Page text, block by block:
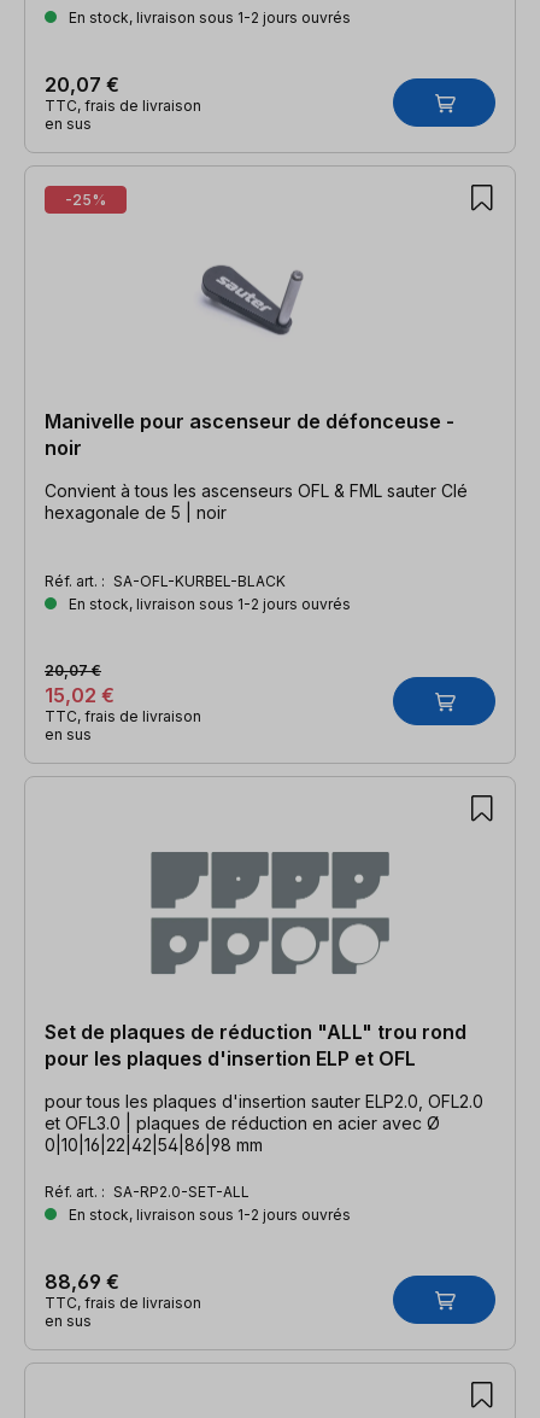
En stock, livraison sous 1-2 jours ouvrés
20,07 €
TTC, frais de livraison
en sus
-25%
Manivelle pour ascenseur de défonceuse -
noir
Convient à tous les ascenseurs OFL & FML sauter Clé
hexagonale de 5 | noir
Réf. art. : SA-OFL-KURBEL-BLACK
En stock, livraison sous 1-2 jours ouvrés
15,02 €
20,07 €
TTC, frais de livraison
en sus
Set de plaques de réduction "ALL" trou rond
pour les plaques d'insertion ELP et OFL
pour tous les plaques d'insertion sauter ELP2.0, OFL2.0
et OFL3.0 | plaques de réduction en acier avec Ø
0|10|16|22|42|54|86|98 mm
Réf. art. : SA-RP2.0-SET-ALL
En stock, livraison sous 1-2 jours ouvrés
88,69 €
TTC, frais de livraison
en sus